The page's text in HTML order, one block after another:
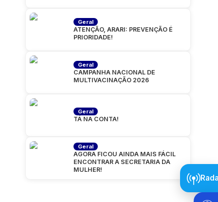
Geral
ATENÇÃO, ARARI: PREVENÇÃO É
PRIORIDADE!
Geral
CAMPANHA NACIONAL DE
MULTIVACINAÇÃO 2026
Geral
TÁ NA CONTA!
Geral
AGORA FICOU AINDA MAIS FÁCIL
ENCONTRAR A SECRETARIA DA
MULHER!